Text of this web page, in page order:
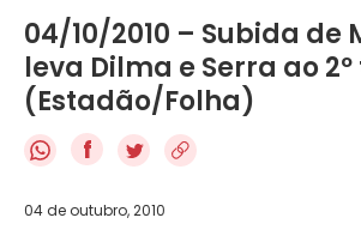
04/10/2010 – Subida de
leva Dilma e Serra ao
(Estadão/Folha)
f
04 de outubro, 2010